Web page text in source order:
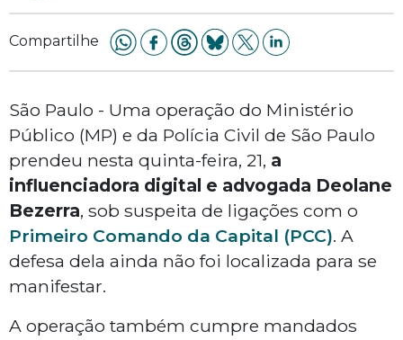
Compartilhe
São Paulo - Uma operação do Ministério
Público (MP) e da Polícia Civil de São Paulo
prendeu nesta quinta-feira, 21, a
influenciadora digital e advogada Deolane
Bezerra, sob suspeita de ligações com o
Primeiro Comando da Capital (PCC). A
defesa dela ainda não foi localizada para se
manifestar.
A operação também cumpre mandados